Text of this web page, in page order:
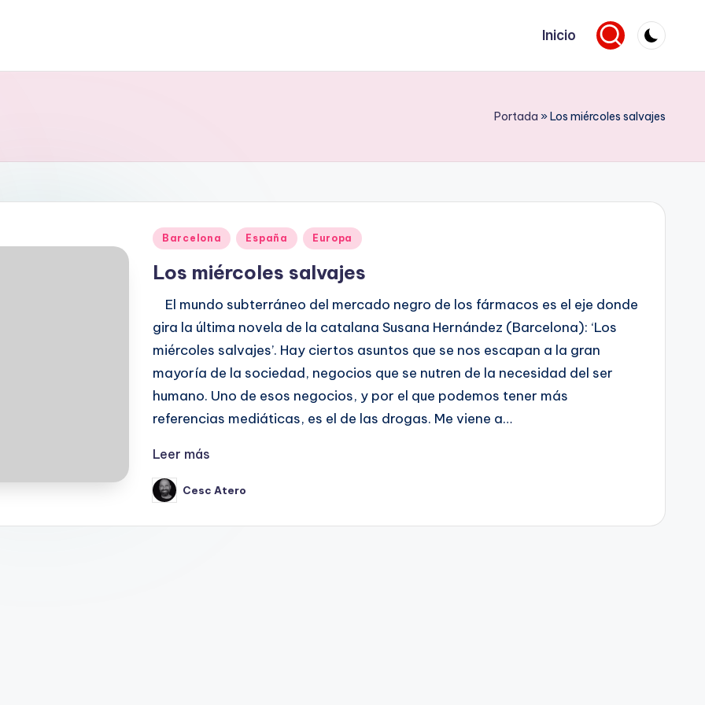
Inicio
Portada »Los miércoles salvajes
Publicado
Barcelona España Europa
Los miércoles salvajes
El mundo subterráneo del mercado negro de los fármacos es el eje donde
gira la última novela de la catalana Susana Hernández (Barcelona): ‘Los
miércoles salvajes’. Hay ciertos asuntos que se nos escapan a la gran
mayoría de la sociedad, negocios que se nutren de la necesidad del ser
humano. Uno de esos negocios, y por el que podemos tener más
referencias mediáticas, es el de las drogas. Me viene a…
Leer más
Publicado
por
Cesc Atero